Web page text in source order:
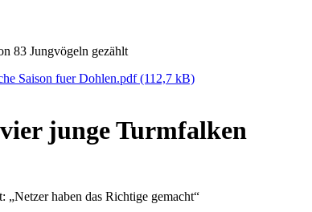
83 Jungvögeln gezählt
Saison fuer Dohlen.pdf(112,7 kB)
junge Turmfalken
haben das Richtige gemacht“